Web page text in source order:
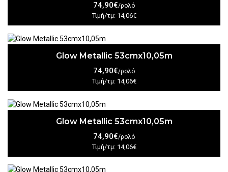
74,90€/ρολό
Τιμή/τμ: 14,06€
Glow Metallic 53cmx10,05m
74,90€/ρολό
Τιμή/τμ: 14,06€
Glow Metallic 53cmx10,05m
74,90€/ρολό
Τιμή/τμ: 14,06€